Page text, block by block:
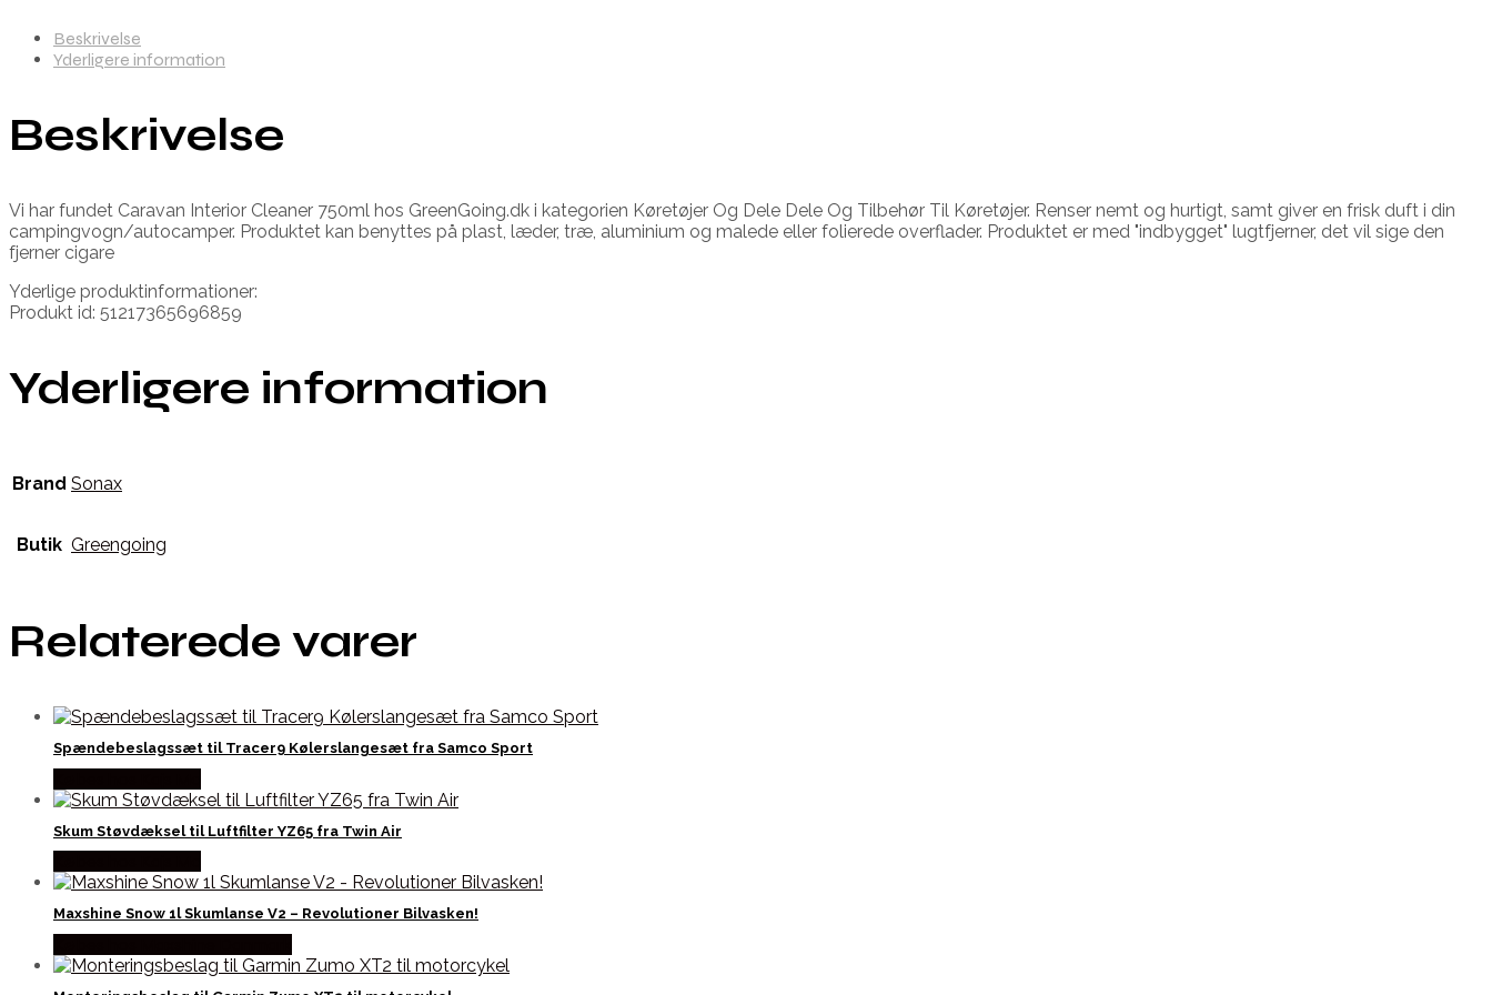
Beskrivelse
Yderligere information
Beskrivelse
Vi har fundet Caravan Interior Cleaner 750ml hos GreenGoing.dk i kategorien Køretøjer Og Dele Dele Og Tilbehør Til Køretøjer. Renser nemt og hurtigt, samt giver en frisk duft i din
campingvogn/autocamper. Produktet kan benyttes på plast, læder, træ, aluminium og malede eller folierede overflader. Produktet er med "indbygget" lugtfjerner, det vil sige den
fjerner cigare
Yderlige produktinformationer:
Produkt id: 51217365696859
Yderligere information
Brand Sonax
Butik Greengoing
Relaterede varer
Spændebeslagssæt til Tracer9 Kølerslangesæt fra Samco Sport
Skum Støvdæksel til Luftfilter YZ65 fra Twin Air
Maxshine Snow 1l Skumlanse V2 – Revolutioner Bilvasken!